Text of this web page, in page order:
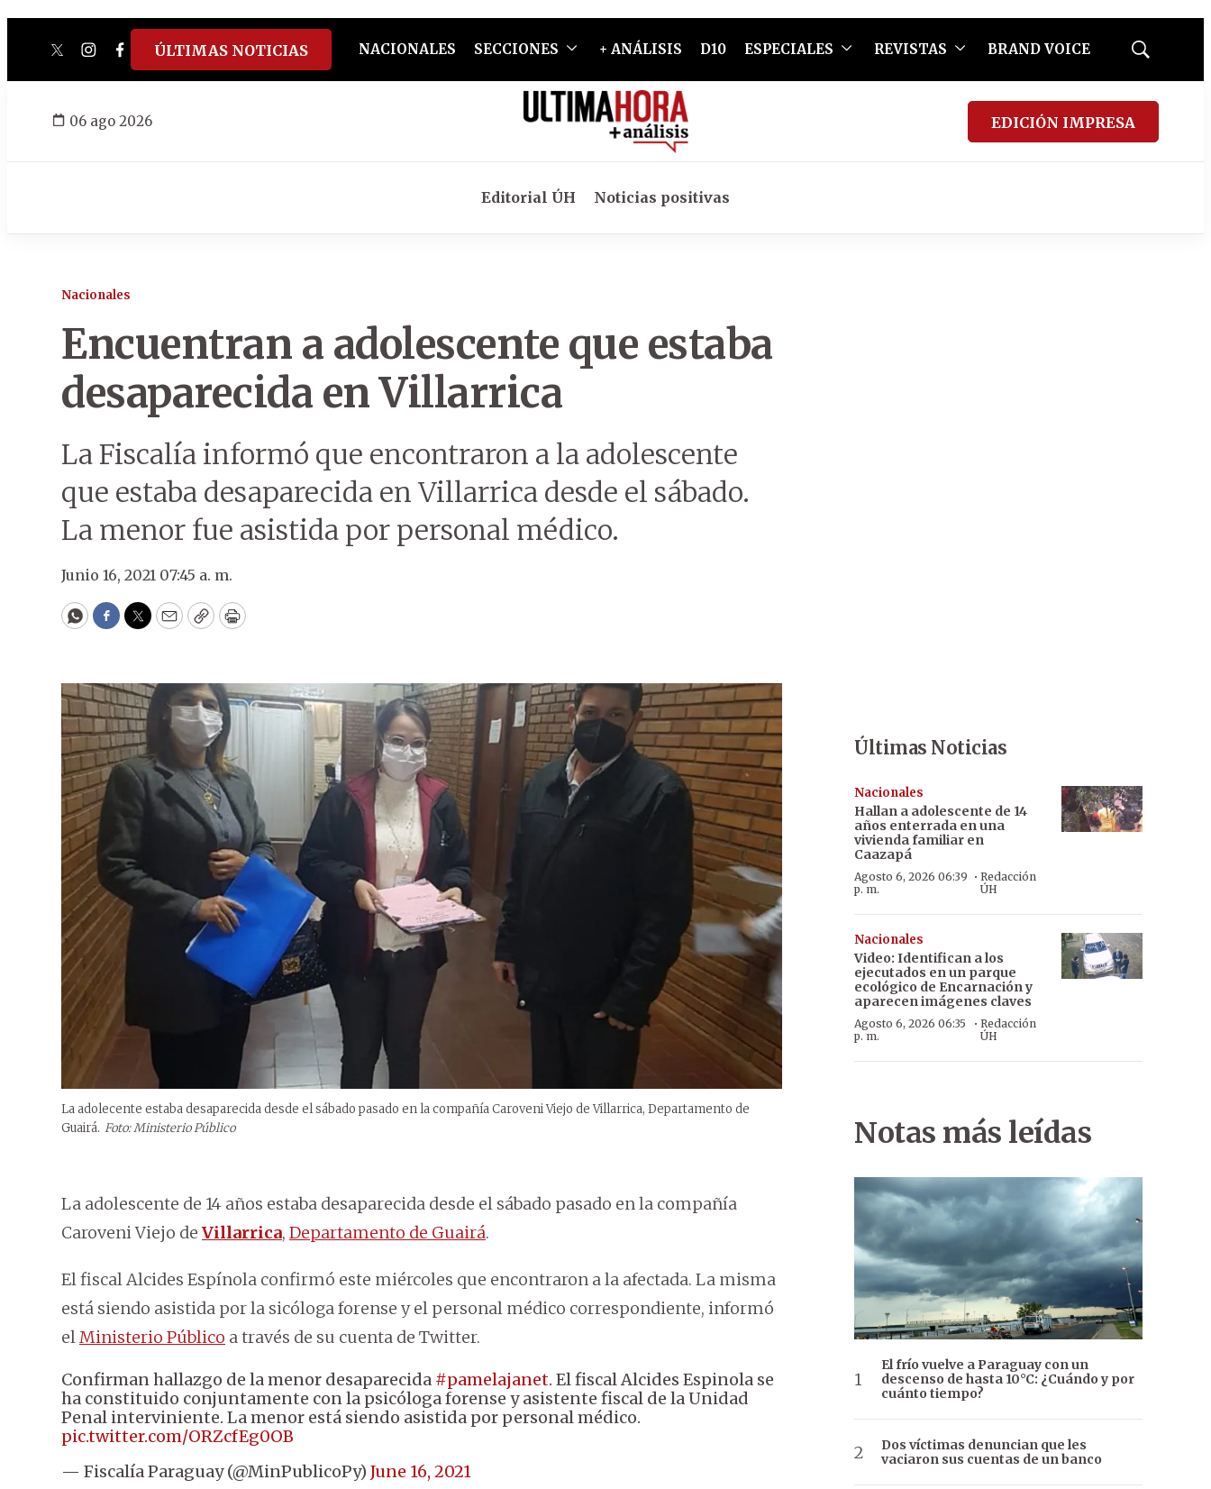
twitterinstagram
facebook
tiktokyoutube
spotify
ÚLTIMAS NOTICIAS NACIONALES SECCIONES + ANÁLISIS D10 ESPECIALES REVISTAS BRAND VOICE
Mostrar
06 ago 2026 EDICIÓN IMPRESA
Editorial ÚH Noticias positivas
Nacionales
Encuentran a adolescente que estaba
desaparecida en Villarrica
La Fiscalía informó que encontraron a la adolescente
que estaba desaparecida en Villarrica desde el sábado.
La menor fue asistida por personal médico.
Junio 16, 2021 07:45 a. m.
WhatsApp
Facebook
Twitter
EmailCopyPrint
La adolecente estaba desaparecida desde el sábado pasado en la compañía Caroveni Viejo de Villarrica, Departamento de
Guairá. Foto: Ministerio Público
La adolescente de 14 años estaba desaparecida desde el sábado pasado en la compañía
Caroveni Viejo de Villarrica, Departamento de Guairá.
El fiscal Alcides Espínola confirmó este miércoles que encontraron a la afectada. La misma
está siendo asistida por la sicóloga forense y el personal médico correspondiente, informó
elMinisterio Público a través de su cuenta de Twitter.
Confirman hallazgo de la menor desaparecida #pamelajanet. El fiscal Alcides Espinola se
ha constituido conjuntamente con la psicóloga forense y asistente fiscal de la Unidad
Penal interviniente. La menor está siendo asistida por personal médico.
pic.twitter.com/ORZcfEg0OB
— Fiscalía Paraguay (@MinPublicoPy) June 16, 2021
Últimas Noticias
Nacionales
Hallan a adolescente de 14
años enterrada en una
vivienda familiar en
Caazapá
Agosto 6, 2026 06:39
p. m.
·Redacción
ÚH
Nacionales
Video: Identifican a los
ejecutados en un parque
ecológico de Encarnación y
aparecen imágenes claves
Agosto 6, 2026 06:35
p. m.
· Redacción
ÚH
Notas más leídas
El frío vuelve a Paraguay con un
descenso de hasta 10°C: ¿Cuándo y por
cuánto tiempo?
Dos víctimas denuncian que les
vaciaron sus cuentas de un banco